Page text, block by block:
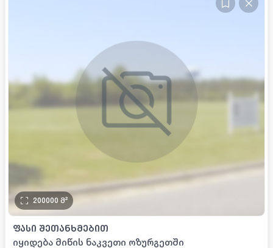
200000 მ²
ᲤᲐᲡᲘ ᲨᲔᲗᲐᲜᲮᲛᲔᲑᲘᲗ
იყიდება მიწის ნაკვეთი ოზურგეთში